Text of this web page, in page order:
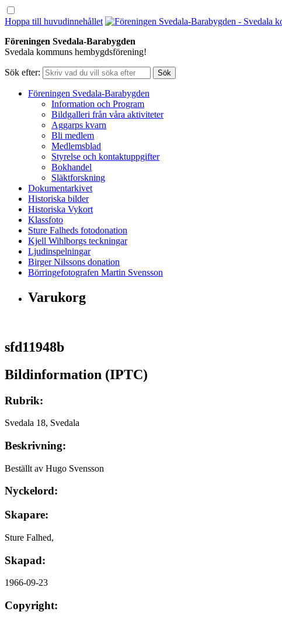
Hoppa till huvudinnehållet
Föreningen Svedala-Barabygden
Svedala kommuns hembygdsförening!
Sök efter:
Föreningen Svedala-Barabygden
Information och Program
Bildgalleri från våra aktiviteter
Aggarps kvarn
Bli medlem
Medlemsblad
Styrelse och kontaktuppgifter
Bokhandel
Släktforskning
Dokumentarkivet
Historiska bilder
Historiska Vykort
Klassfoto
Sture Falheds fotodonation
Kjell Wihlborgs teckningar
Ljudinspelningar
Birger Nilssons donation
Börringefotografen Martin Svensson
Varukorg
sfd11948b
Bildinformation (IPTC)
Rubrik:
Svedala 18, Svedala
Beskrivning:
Beställt av Hugo Svensson
Nyckelord:
Skapare:
Sture Falhed,
Skapad:
1966-09-23
Copyright: